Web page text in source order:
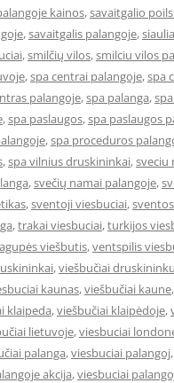
kainos,savaitgalio
,savaitgalis palangoje,
,smilčių vilos,smilciu vilos
,spa centrai palangoje,spa
palangoje,spa palanga,
,spa paslaugos,spa paslaugos
,spa proceduros
,spa vilnius druskininkai,sveciu
,svečių namai palangoje,
,sventoji viesbuciai,
,trakai viesbuciai,turkijos
viešbutis,ventspilis
,viešbučiai
kaunas,viešbučiai kaune,
klaipeda,viešbučiai klaipėdoje,
lietuvoje,viesbuciai
palanga,viesbuciai palangoj,
akcija,viesbuciai